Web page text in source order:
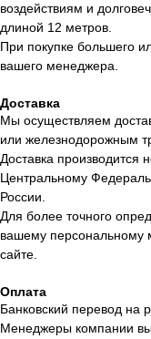
воздействиям и
длиной 12 метров.
При покупке большего
вашего менеджера.
Доставка
Мы осуществляем
или железнодорожным
Доставка производится
Центральному
России.
Для более точного
вашему персональному
сайте.
Оплата
Банковский перевод
Менеджеры компании